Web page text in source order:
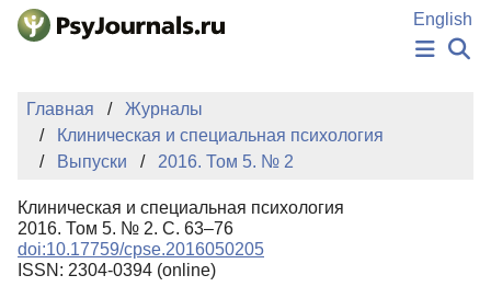
Перейти к основному содержанию
English
НОВОСТИ
АВТОРЫ
КЛЮЧЕВЫЕ СЛОВА
Регистрация
Главная
Журналы
Клиническая и специальная психология
Выпуски
2016. Том 5. № 2
Клиническая и специальная психология
2016. Том 5. № 2. С. 63–76
doi:10.17759/cpse.2016050205
ISSN: 2304-0394 (online)